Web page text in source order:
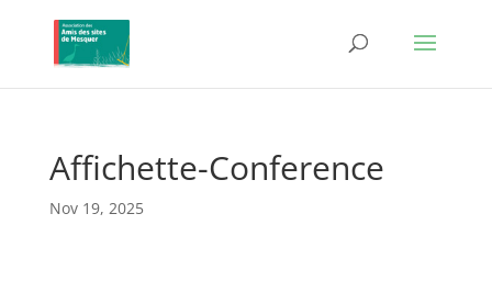
Affichette-Conference
Nov 19, 2025